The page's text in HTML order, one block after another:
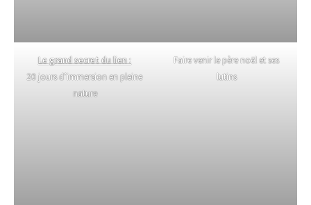
Le grand secret du lien :
20 jours d’immersion en pleine
nature
Faire venir le père noël et ses
lutins